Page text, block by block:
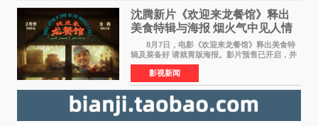
沈腾新片《欢迎来龙餐馆》释出
美食特辑与海报 烟火气中见人情
温暖
8月7日，电影《欢迎来龙餐馆》释出美食特
辑及菜备好 请就胃版海报。影片预售已开启，并
将于8月8日至10日14:00-21:00举行全国超前点
映。电影《欢迎来龙餐馆》作为战争美食喜剧大
片，讲述了中国
影视新闻